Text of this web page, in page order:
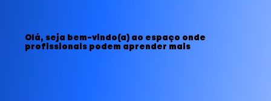
Olá, seja bem-vindo(a) ao espaço onde
profissionais podem aprender mais